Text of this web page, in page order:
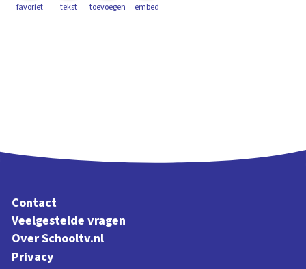
favoriet tekst toevoegen embed
Contact
Veelgestelde vragen
Over Schooltv.nl
Privacy